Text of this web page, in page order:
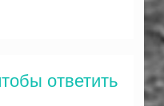
ответить